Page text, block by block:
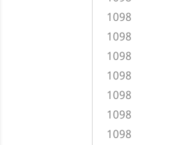
1098
1098
1098
1098
1098
1098
1098